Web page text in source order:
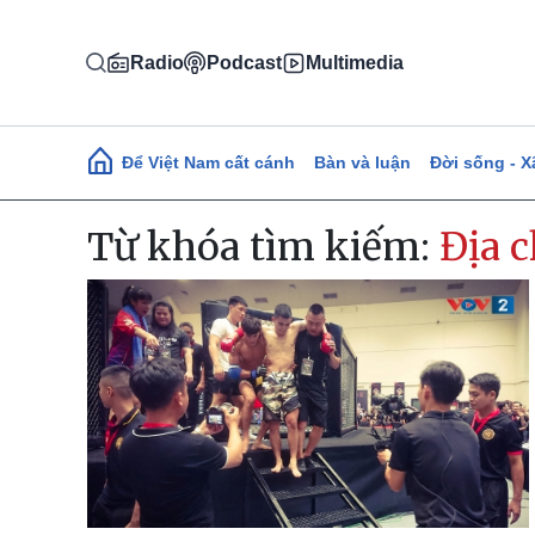
Radio Podcast Multimedia
Main navigation
Để Việt Nam cất cánh Bàn và luận Đời sống -
Từ khóa tìm kiếm: Địa